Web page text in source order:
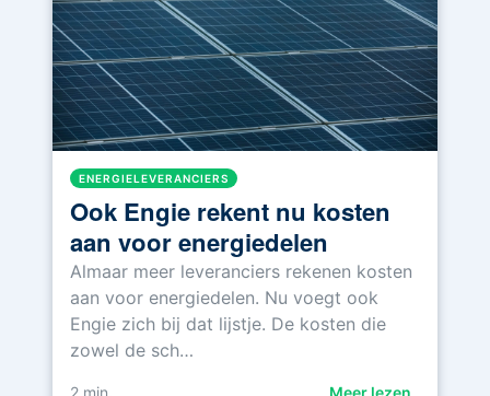
ENERGIELEVERANCIERS
Ook Engie rekent nu kosten
aan voor energiedelen
Almaar meer leveranciers rekenen kosten
aan voor energiedelen. Nu voegt ook
Engie zich bij dat lijstje. De kosten die
zowel de sch…